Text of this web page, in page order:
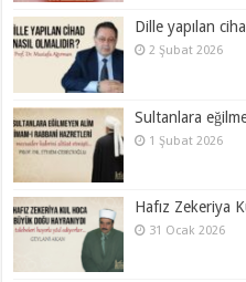
Dille yapılan
2 Şubat 2026
Sultanlara
1 Şubat 2026
Hafız Zekeriya
31 Ocak 2026